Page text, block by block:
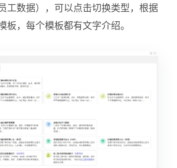
工数据），可以点击切换类型，根据
板，每个模板都有文字介绍。